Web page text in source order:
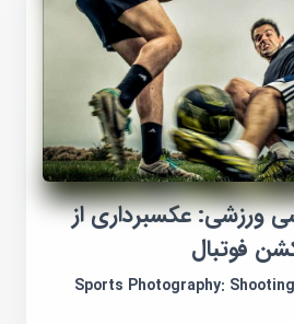
عکسبرداری از
فوتبال
Sports Photography: